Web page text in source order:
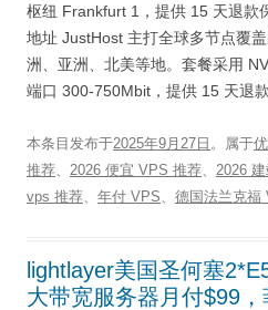
枢纽 Frankfurt 1，提供 15 天退款
地址 JustHost 主打全球多节点覆
洲、亚洲、北美等地。套餐采用
端口 300-750Mbit，提供 15 天退
本条目发布于2025年9月27日 。属于
推荐、 2026 便宜 VPS 推荐、 2026
vps 推荐、 年付 VPS、 德国法兰克福
lightlayer美国圣何塞
大带宽服务器月付$99